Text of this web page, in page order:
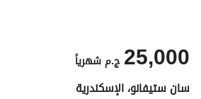
ج.م 25,000 شهرياً
سان ستيفانو، الإسكندرية